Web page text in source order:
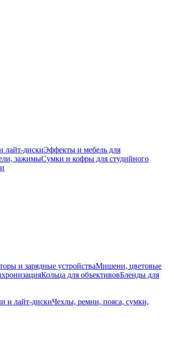
лайт-дискиЭффекты и мебель для
зажимыСумки и кофры для студийного
и зарядные устройстваМишени, цветовые
Кольца для объективовБленды для
и лайт-дискиЧехлы, ремни, пояса, сумки,